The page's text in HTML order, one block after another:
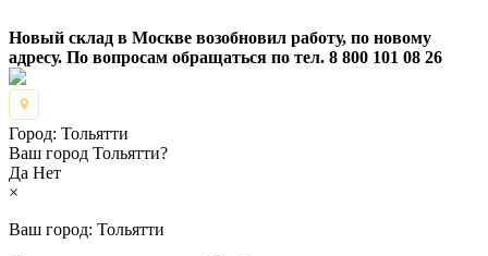
Новый склад в Москве возобновил работу, по новому
адресу. По вопросам обращаться по тел. 8 800 101 08 26
Город: Тольятти
Ваш город Тольятти?
Да Нет
×
Ваш город: Тольятти